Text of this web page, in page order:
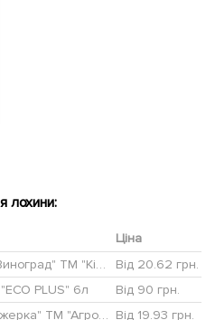
лохини:
Ціна
Мінеральне добриво "Хелатін Виноград" ТМ "Кішонський" 50мл
Від 20.62 грн.
PLUS" 6л
Від 90 грн.
Інсектицид "Інспектор від плодожерка" ТМ "Агрохімпак" 1г Від 19.93 грн.